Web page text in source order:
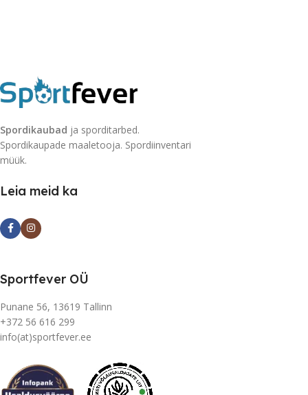
Spordikaubad ja sporditarbed.
Spordikaupade maaletooja. Spordiinventari
müük.
Leia meid ka
Sportfever OÜ
Punane 56, 13619 Tallinn
+372 56 616 299
info(at)sportfever.ee